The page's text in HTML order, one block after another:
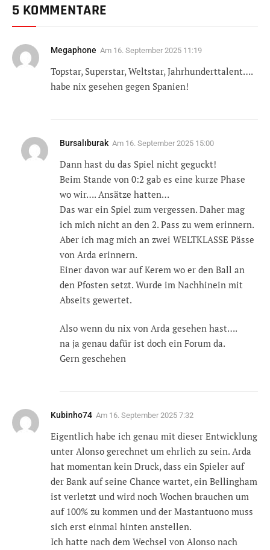
5 KOMMENTARE
Megaphone Am 16. September 2025 11:19
Topstar, Superstar, Weltstar, Jahrhunderttalent….
habe nix gesehen gegen Spanien!
Bursalıburak Am 16. September 2025 15:00
Dann hast du das Spiel nicht geguckt!
Beim Stande von 0:2 gab es eine kurze Phase
wo wir…. Ansätze hatten…
Das war ein Spiel zum vergessen. Daher mag
ich mich nicht an den 2. Pass zu wem erinnern.
Aber ich mag mich an zwei WELTKLASSE Pässe
von Arda erinnern.
Einer davon war auf Kerem wo er den Ball an
den Pfosten setzt. Wurde im Nachhinein mit
Abseits gewertet.
Also wenn du nix von Arda gesehen hast….
na ja genau dafür ist doch ein Forum da.
Gern geschehen
Kubinho74 Am 16. September 2025 7:32
Eigentlich habe ich genau mit dieser Entwicklung
unter Alonso gerechnet um ehrlich zu sein. Arda
hat momentan kein Druck, dass ein Spieler auf
der Bank auf seine Chance wartet, ein Bellingham
ist verletzt und wird noch Wochen brauchen um
auf 100% zu kommen und der Mastantuono muss
sich erst einmal hinten anstellen.
Ich hatte nach dem Wechsel von Alonso nach